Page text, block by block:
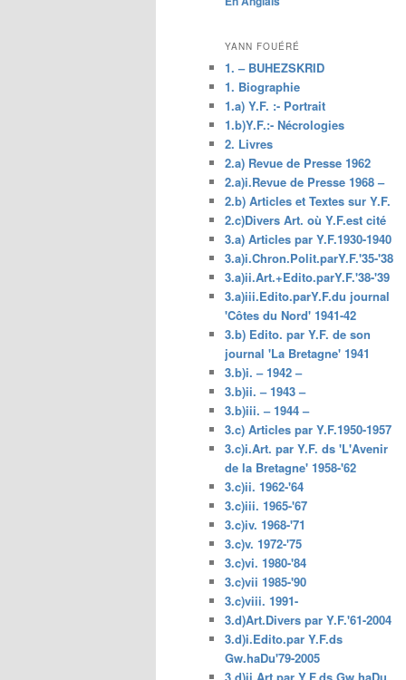
principal
YANN FOUÉRÉ
1. – BUHEZSKRID
1. Biographie
1.a) Y.F. :- Portrait
1.b)Y.F.:- Nécrologies
2. Livres
2.a) Revue de Presse 1962
2.a)i.Revue de Presse 1968 –
2.b) Articles et Textes sur Y.F.
2.c)Divers Art. où Y.F.est cité
3.a) Articles par Y.F.1930-1940
3.a)i.Chron.Polit.parY.F.'35-'38
3.a)ii.Art.+Edito.parY.F.'38-'39
3.a)iii.Edito.parY.F.du journal
'Côtes du Nord' 1941-42
3.b) Edito. par Y.F. de son
journal 'La Bretagne' 1941
3.b)i. – 1942 –
3.b)ii. – 1943 –
3.b)iii. – 1944 –
3.c) Articles par Y.F.1950-1957
3.c)i.Art. par Y.F. ds 'L'Avenir
de la Bretagne' 1958-'62
3.c)ii. 1962-'64
3.c)iii. 1965-'67
3.c)iv. 1968-'71
3.c)v. 1972-'75
3.c)vi. 1980-'84
3.c)vii 1985-'90
3.c)viii. 1991-
3.d)Art.Divers par Y.F.'61-2004
3.d)i.Edito.par Y.F.ds
Gw.haDu'79-2005